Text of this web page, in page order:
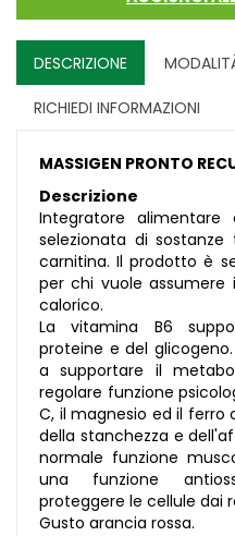
DESCRIZIONE
RICHIEDI INFORMAZIONI
MASSIGEN PRONTO
Descrizione
Integratore
selezionata di
carnitina. Il prodotto è
per chi vuole assumere
calorico.
La vitamina B6
proteine e del
a supportare il
regolare funzione
C, il magnesio ed il ferro
della stanchezza e
normale funzione
una funzione
proteggere le cellule dai
Gusto arancia rossa.